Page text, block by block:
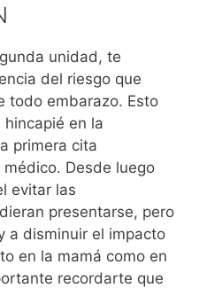
unidad, te
del riesgo que
todo embarazo. Esto
en la
primera cita
Desde luego
evitar las
presentarse, pero
a disminuir el impacto
en la mamá como en
recordarte que